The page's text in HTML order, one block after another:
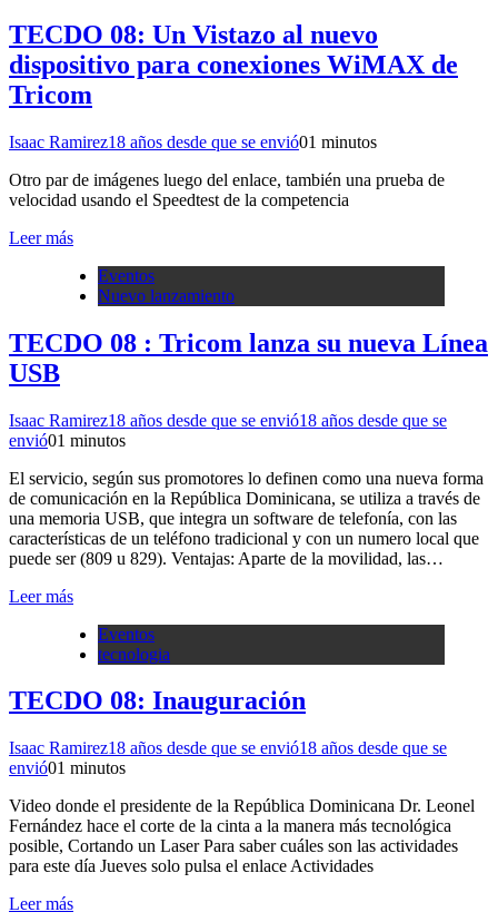
TECDO 08: Un Vistazo al nuevo
dispositivo para conexiones WiMAX de
Tricom
Isaac Ramirez18 años desde que se envió01 minutos
Otro par de imágenes luego del enlace, también una prueba de
velocidad usando el Speedtest de la competencia
Leer más
Eventos
Nuevo lanzamiento
TECDO 08 : Tricom lanza su nueva Línea
USB
Isaac Ramirez18 años desde que se envió18 años desde que se
envió01 minutos
El servicio, según sus promotores lo definen como una nueva forma
de comunicación en la República Dominicana, se utiliza a través de
una memoria USB, que integra un software de telefonía, con las
características de un teléfono tradicional y con un numero local que
puede ser (809 u 829). Ventajas: Aparte de la movilidad, las…
Leer más
Eventos
tecnologia
TECDO 08: Inauguración
Isaac Ramirez18 años desde que se envió18 años desde que se
envió01 minutos
Video donde el presidente de la República Dominicana Dr. Leonel
Fernández hace el corte de la cinta a la manera más tecnológica
posible, Cortando un Laser Para saber cuáles son las actividades
para este día Jueves solo pulsa el enlace Actividades
Leer más